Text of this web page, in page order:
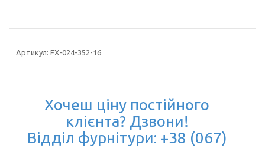
Артикул: FX-024-352-16
Хочеш ціну постійного
клієнта? Дзвони!
Відділ фурнітури: +38 (067)